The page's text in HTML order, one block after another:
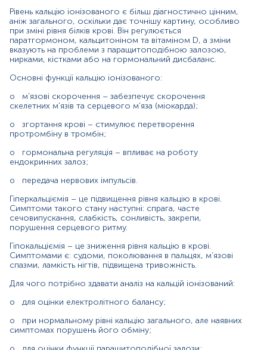
o для оцінки електролітного балансу;
oпри нормальному рівні кальцію загального, але
наявних симптомах порушень його обміну;
oдля оцінки функції паращитоподібної залози;
oпри судомах, аритмії, онімінні кінцівок;
o при хворобах нирок.
сироватка крові
Зміст:
Синоніми
Маркер
Загальна характеристика
Інтерферуючі чинники
Інтерпретація
Синоніми
Рівень кальцію іонізованого є більш діагностично цінним,
аніж загального, оскільки дає точнішу картину, особливо
при зміні рівня білків крові. Він регулюється
паратгормоном, кальцитоніном та вітаміном D, а зміни
вказують на проблеми з паращитоподібною залозою,
нирками, кістками або на гормональний дисбаланс.
Основні функції кальцію іонізованого:
o м'язові скорочення – забезпечує скорочення
скелетних м'язів та серцевого м'яза (міокарда);
o згортання крові – стимулює перетворення
протромбіну в тромбін;
o гормональна регуляція – впливає на роботу
ендокринних залоз;
o передача нервових імпульсів.
Гіперкальціємія – це підвищення рівня кальцію в крові.
Симптоми такого стану наступні: спрага, часте
сечовипускання, слабкість, сонливість, закрепи,
порушення серцевого ритму.
Гіпокальціємія – це зниження рівня кальцію в крові.
Симптомами є: судоми, поколювання в пальцях, м’язові
спазми, ламкість нігтів, підвищена тривожність.
Для чого потрібно здавати аналіз на кальцій іонізований:
o для оцінки електролітного балансу;
o при нормальному рівні кальцію загального, але наявних
симптомах порушень його обміну;